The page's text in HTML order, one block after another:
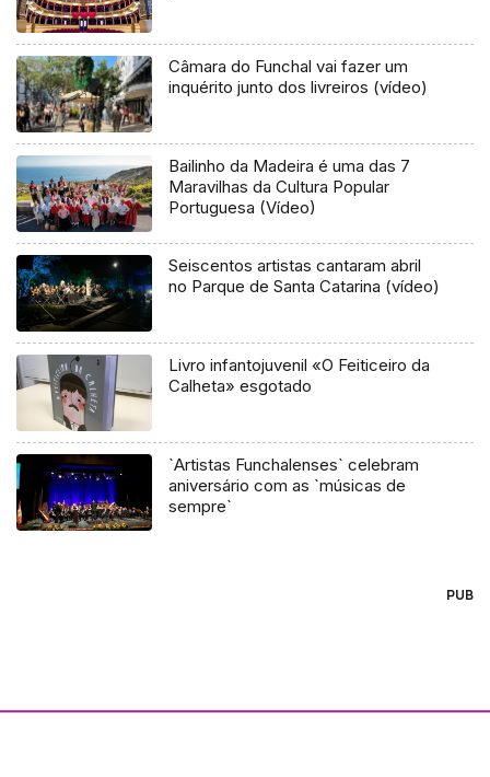
Câmara do Funchal vai fazer um
inquérito junto dos livreiros (vídeo)
Bailinho da Madeira é uma das 7
Maravilhas da Cultura Popular
Portuguesa (Vídeo)
Seiscentos artistas cantaram abril
no Parque de Santa Catarina (vídeo)
Livro infantojuvenil «O Feiticeiro da
Calheta» esgotado
`Artistas Funchalenses` celebram
aniversário com as `músicas de
sempre`
PUB